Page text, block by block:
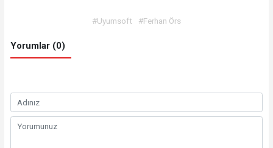
#Uyumsoft #Ferhan Örs
Yorumlar (0)